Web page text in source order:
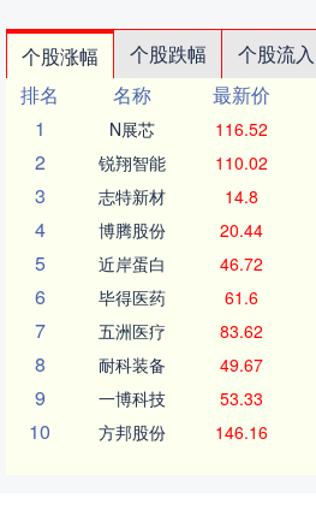
个股涨幅 个股跌幅 个股流入
排名
名称 最新价
1
N展芯 116.52
2 锐翔智能 110.02
3 志特新材 14.8
4 博腾股份 20.44
5 近岸蛋白 46.72
6 毕得医药 61.6
7 五洲医疗 83.62
8 耐科装备 49.67
9 一博科技 53.33
10 方邦股份 146.16